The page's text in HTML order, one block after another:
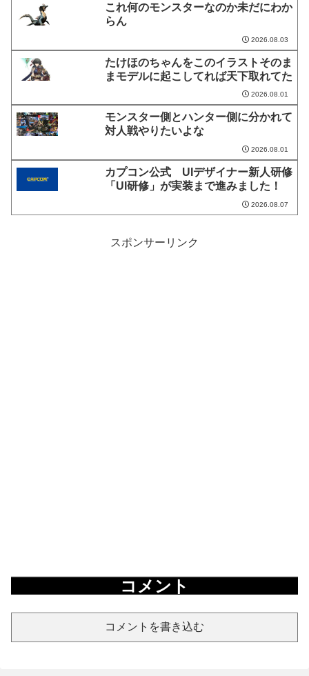
これ何のモンスターなのか未だにわか
らん
2026.08.03
たけほのちゃんをこのイラストそのま
まモデルに起こしてれば天下取れてた
2026.08.01
モンスター側とハンター側に分かれて
対人戦やりたいよな
2026.08.01
カプコン公式 UIデザイナー新人研修
「UI研修」が実装まで進みました！
2026.08.07
スポンサーリンク
コメント
コメントを書き込む